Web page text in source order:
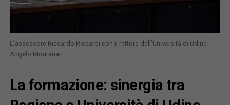
L’assessore Riccardo Riccardi con il rettore dell’Università di Udine
Angelo Montanari
La formazione: sinergia tra